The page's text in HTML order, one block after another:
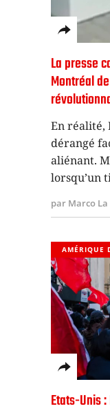
La presse
Montréal
En
dérangé
aliénant.
lorsqu’un
par Marco
AMÉRIQUE
Etats-Unis